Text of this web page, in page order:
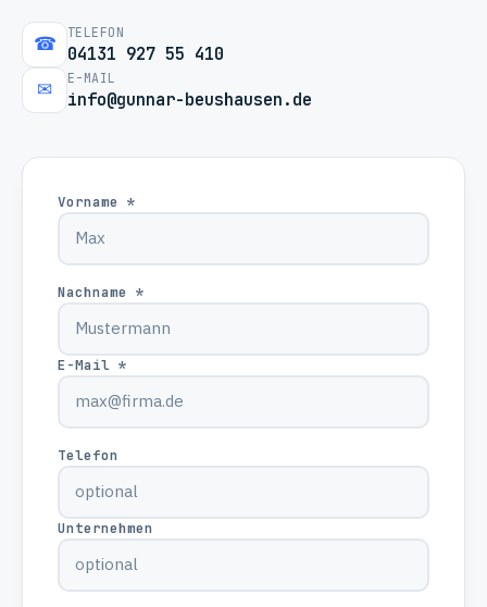
☎
TELEFON
04131 927 55 410
✉
E-MAIL
info@gunnar-beushausen.de
Vorname *
Nachname *
E-Mail *
Telefon
Unternehmen